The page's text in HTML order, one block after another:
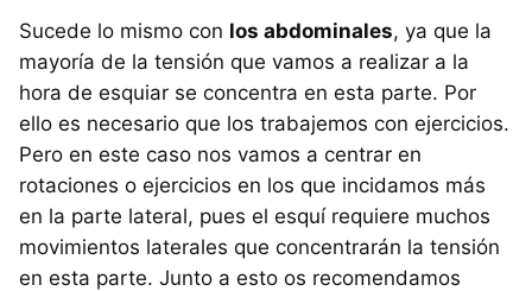
Sucede lo mismo con los abdominales, ya que la
mayoría de la tensión que vamos a realizar a la
hora de esquiar se concentra en esta parte. Por
ello es necesario que los trabajemos con ejercicios.
Pero en este caso nos vamos a centrar en
rotaciones o ejercicios en los que incidamos más
en la parte lateral, pues el esquí requiere muchos
movimientos laterales que concentrarán la tensión
en esta parte. Junto a esto os recomendamos